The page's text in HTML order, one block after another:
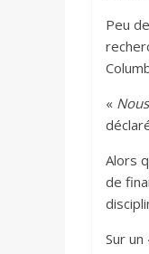
Peu
«
Alors
de
Sur